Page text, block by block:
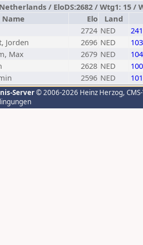
/ EloDS:2682 / Wtg1: 15 /
Name Elo
Land
2724 NED
Jorden 2696 NED
Max 2679 NED
2628 NED
2596 NED
Server© 2006-2026 Heinz Herzog,